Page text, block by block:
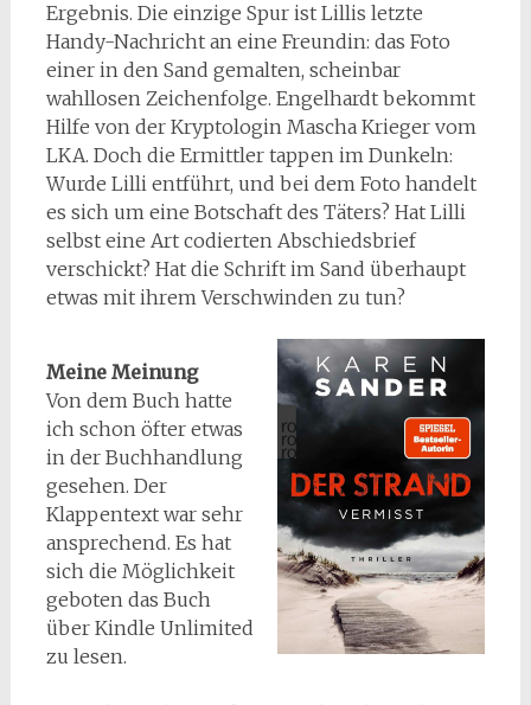
Ergebnis. Die einzige Spur ist Lillis letzte
Handy-Nachricht an eine Freundin: das Foto
einer in den Sand gemalten, scheinbar
wahllosen Zeichenfolge. Engelhardt bekommt
Hilfe von der Kryptologin Mascha Krieger vom
LKA. Doch die Ermittler tappen im Dunkeln:
Wurde Lilli entführt, und bei dem Foto handelt
es sich um eine Botschaft des Täters? Hat Lilli
selbst eine Art codierten Abschiedsbrief
verschickt? Hat die Schrift im Sand überhaupt
etwas mit ihrem Verschwinden zu tun?
Meine Meinung
Von dem Buch hatte
ich schon öfter etwas
in der Buchhandlung
gesehen. Der
Klappentext war sehr
ansprechend. Es hat
sich die Möglichkeit
geboten das Buch
über Kindle Unlimited
zu lesen.